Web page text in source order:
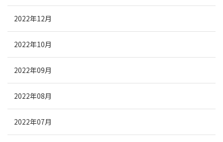
2022年12月
2022年10月
2022年09月
2022年08月
2022年07月